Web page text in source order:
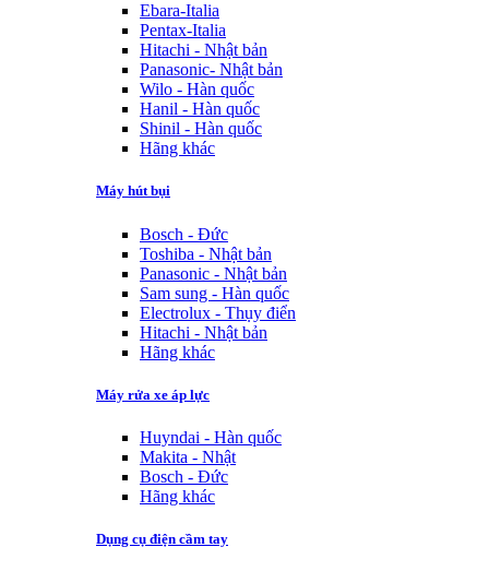
Ebara-Italia
Pentax-Italia
Hitachi - Nhật bản
Panasonic- Nhật bản
Wilo - Hàn quốc
Hanil - Hàn quốc
Shinil - Hàn quốc
Hãng khác
Máy hút bụi
Bosch - Đức
Toshiba - Nhật bản
Panasonic - Nhật bản
Sam sung - Hàn quốc
Electrolux - Thụy điển
Hitachi - Nhật bản
Hãng khác
Máy rửa xe áp lực
Huyndai - Hàn quốc
Makita - Nhật
Bosch - Đức
Hãng khác
Dụng cụ điện cầm tay